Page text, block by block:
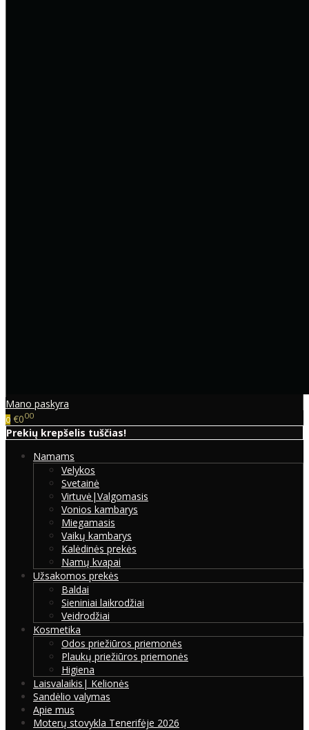
Mano paskyra
0 €000
Prekių krepšelis tuščias!
Namams
Velykos
Svetainė
Virtuvė|Valgomasis
Vonios kambarys
Miegamasis
Vaikų kambarys
Kalėdinės prekės
Namų kvapai
Užsakomos prekės
Baldai
Sieniniai laikrodžiai
Veidrodžiai
Kosmetika
Odos priežiūros priemonės
Plaukų priežiūros priemonės
Higiena
Laisvalaikis| Kelionės
Sandėlio valymas
Apie mus
Moterų stovykla Tenerifėje 2026